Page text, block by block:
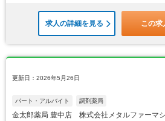
求人の詳細を見る この求
更新日：2026年5月26日
パート・アルバイト 調剤薬局
金太郎薬局 豊中店 株式会社メタルファーマ